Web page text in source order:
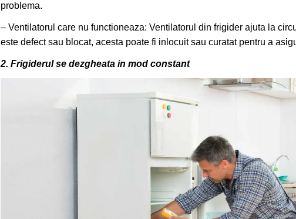
problema.
– Ventilatorul care nu functioneaza: Ventilatorul din frigider ajuta la
este defect sau blocat, acesta poate fi inlocuit sau curatat pentru a
2. Frigiderul se dezgheata in mod constant